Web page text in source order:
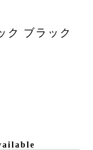
ク ブラック